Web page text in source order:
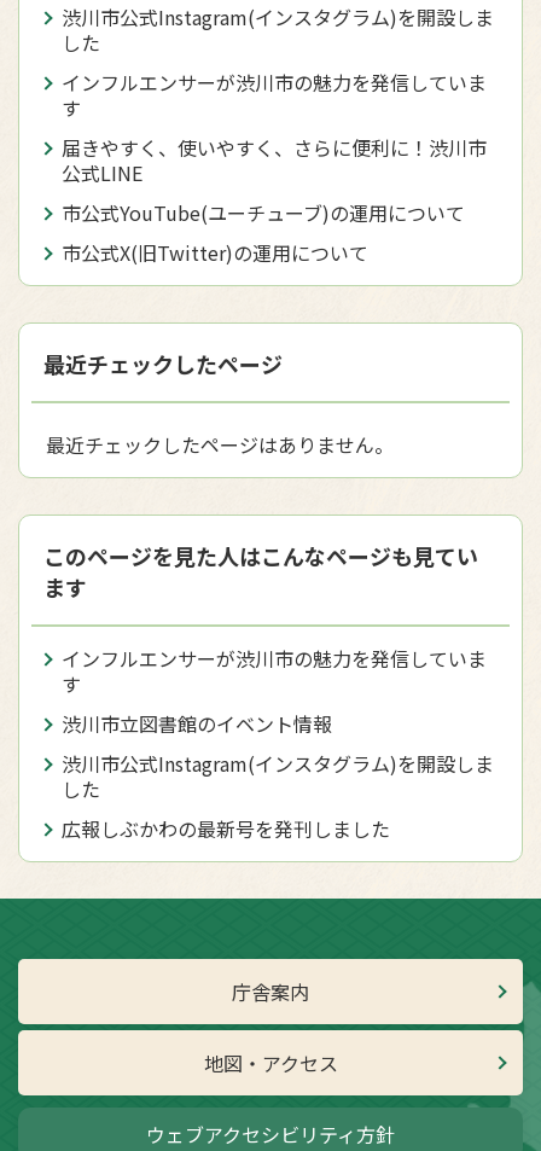
渋川市公式Instagram(インスタグラム)を開設しま
した
インフルエンサーが渋川市の魅力を発信していま
す
届きやすく、使いやすく、さらに便利に！渋川市
公式LINE
市公式YouTube(ユーチューブ)の運用について
市公式X(旧Twitter)の運用について
最近チェックしたページ
最近チェックしたページはありません。
このページを見た人はこんなページも見てい
ます
インフルエンサーが渋川市の魅力を発信していま
す
渋川市立図書館のイベント情報
渋川市公式Instagram(インスタグラム)を開設しま
した
広報しぶかわの最新号を発刊しました
庁舎案内
地図・アクセス
ウェブアクセシビリティ方針